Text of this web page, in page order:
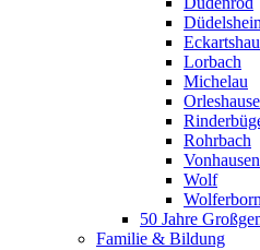
Lorbach
Michelau
Rohrbach
Vonhausen
Wolf
Wolferborn
50 Jahre
Familie & Bildung